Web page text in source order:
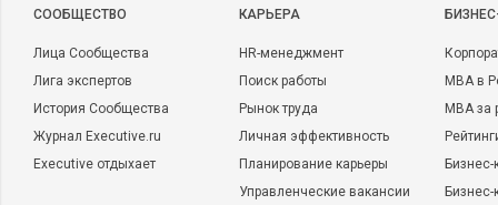
CООБЩЕСТВО
Лица Сообщества
Лига экспертов
История Сообщества
Журнал Executive.ru
Executive отдыхает
КАРЬЕРА
HR-менеджмент
Поиск работы
Рынок труда
Личная эффективность
Планирование карьеры
Управленческие вакансии
MBA в
MBA
Бизнес-